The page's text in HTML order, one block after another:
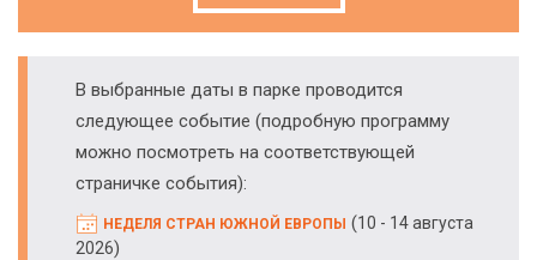
В выбранные даты в парке проводится
следующее событие (подробную программу
можно посмотреть на соответствующей
страничке события):
НЕДЕЛЯ СТРАН ЮЖНОЙ ЕВРОПЫ (10 - 14 августа
2026)